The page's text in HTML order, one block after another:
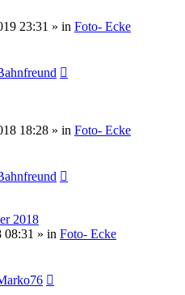
23:31 » in Foto- Ecke
18:28 » in Foto- Ecke
2018
08:31 » in Foto- Ecke